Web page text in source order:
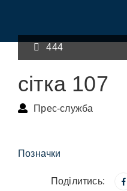
444
сітка 107
Прес-служба
Позначки
Поділитись: